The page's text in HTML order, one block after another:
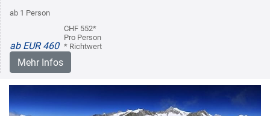
ab 1 Person
ab EUR 460
CHF 552*
Pro Person
* Richtwert
Mehr Infos